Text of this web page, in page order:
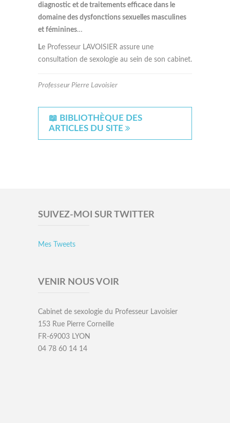
diagnostic et de traitements efficace dans le
domaine des dysfonctions sexuelles masculines
et féminines…
Le Professeur LAVOISIER assure une
consultation de sexologie au sein de son cabinet.
Professeur Pierre Lavoisier
📖 BIBLIOTHÈQUE DES
ARTICLES DU SITE
SUIVEZ-MOI SUR TWITTER
Mes Tweets
VENIR NOUS VOIR
Cabinet de sexologie du Professeur Lavoisier
153 Rue Pierre Corneille
FR-69003 LYON
04 78 60 14 14